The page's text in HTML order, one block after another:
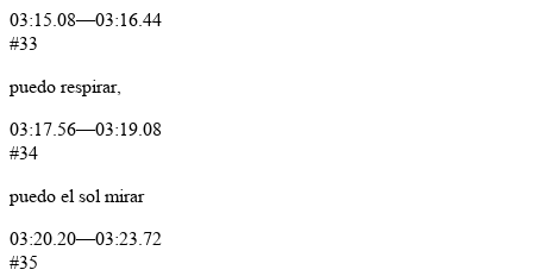
03:15.08—03:16.44
#33
puedo respirar,
03:17.56—03:19.08
#34
puedo el sol mirar
03:20.20—03:23.72
#35